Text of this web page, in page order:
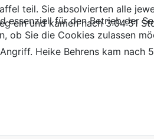
teil. Sie absolvierten alle
ein und kamen nach 3:04:51
Heike Behrens kam
essenziell für den Betrieb der
ob Sie die Cookies zulassen